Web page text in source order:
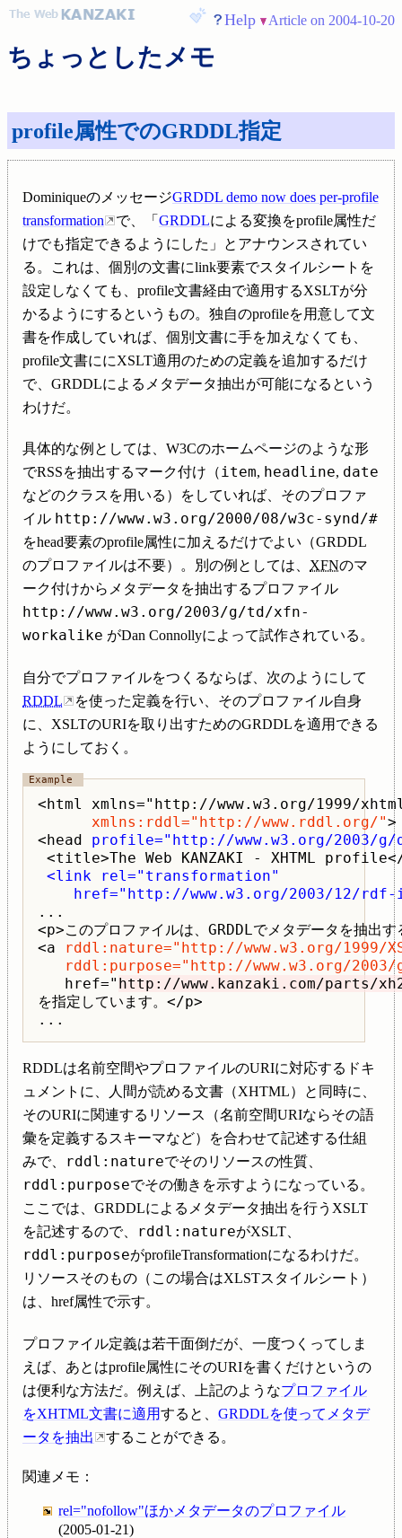
Help Article on 2004-10-20
ちょっとしたメモ
profile属性でのGRDDL指定
DominiqueのメッセージGRDDL demo now does per-profile
transformation
で、「 GRDDLによる変換をprofile属性だ
けでも指定できるようにした」とアナウンスされてい
る。これは、個別の文書にlink要素でスタイルシートを
設定しなくても、profile文書経由で適用するXSLTが分
かるようにするというもの。独自のprofileを用意して文
書を作成していれば、個別文書に手を加えなくても、
profile文書ににXSLT適用のための定義を追加するだけ
で、GRDDLによるメタデータ抽出が可能になるという
わけだ。
具体的な例としては、W3Cのホームページのような形
でRSSを抽出するマーク付け（item, headline, date
などのクラスを用いる）をしていれば、そのプロファ
イル http://www.w3.org/2000/08/w3c-synd/#
をhead要素のprofile属性に加えるだけでよい（GRDDL
のプロファイルは不要）。別の例としては、 XFNのマ
ーク付けからメタデータを抽出するプロファイル
http://www.w3.org/2003/g/td/xfn-
workalike がDan Connollyによって試作されている。
自分でプロファイルをつくるならば、次のようにして
RDDL
を使った定義を行い、そのプロファイル自身
に、XSLTのURIを取り出すためのGRDDLを適用できる
ようにしておく。
<html xmlns="http://www.w3.org/1999/
xmlns:rddl="http://www.rddl.org/">
<head profile="http://www.w3.org/2003/g/
<title>The Web KANZAKI - XHTML
<link rel="transformation"
href="http://www.w3.org/2003/12/
...
<p>このプロファイルは、GRDDLでメタデータを抽出す
<a
rddl:nature="http://www.w3.org/1999/
rddl:purpose="http://www.w3.org/
   href="
http://www.kanzaki.com/parts/
を指定しています。</p>
RDDLは名前空間やプロファイルのURIに対応するドキ
ュメントに、人間が読める文書（XHTML）と同時に、
そのURIに関連するリソース（名前空間URIならその語
彙を定義するスキーマなど）を合わせて記述する仕組
みで、
rddl:natureでそのリソースの性質、
rddl:purposeでその働きを示すようになっている。
ここでは、GRDDLによるメタデータ抽出を行うXSLT
を記述するので、
rddl:natureがXSLT、
rddl:purposeがprofileTransformationになるわけだ。
リソースそのもの（この場合はXLSTスタイルシート）
は、href属性で示す。
プロファイル定義は若干面倒だが、一度つくってしま
えば、あとはprofile属性にそのURIを書くだけというの
は便利な方法だ。例えば、上記のようなプロファイル
をXHTML文書に適用すると、 GRDDLを使ってメタデ
ータを抽出
することができる。
関連メモ：
rel="nofollow"ほかメタデータのプロファイル
(2005-01-21)